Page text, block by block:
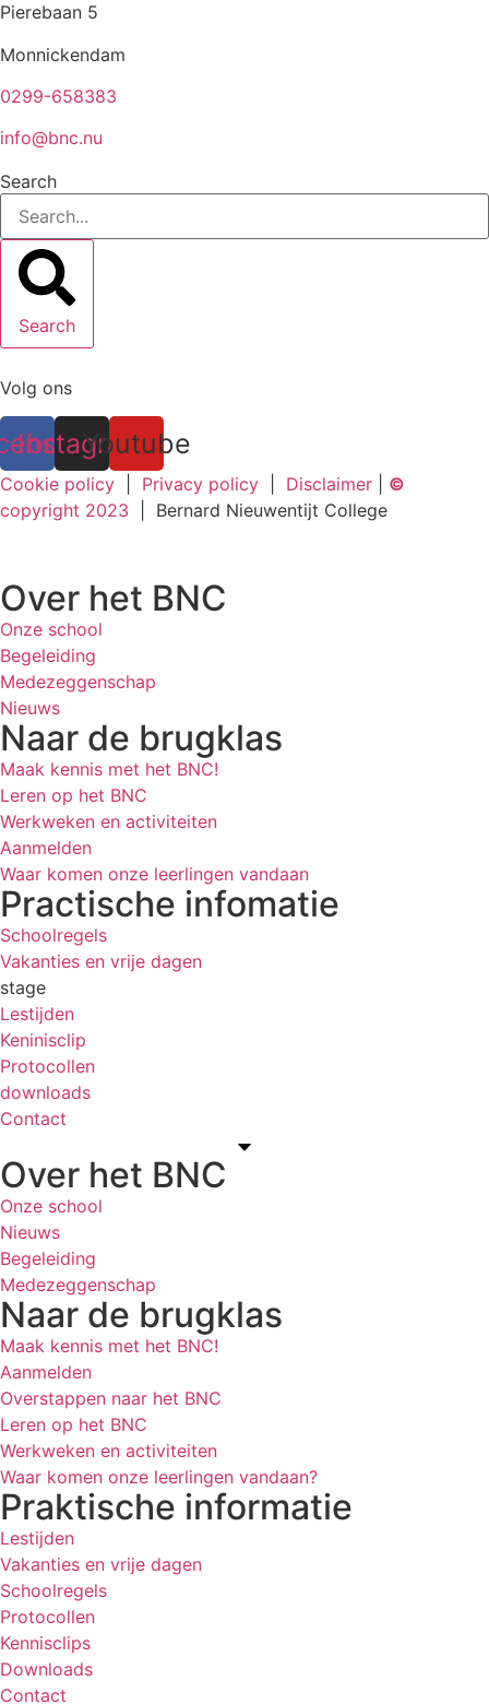
Pierebaan 5
Monnickendam
0299-658383
info@bnc.nu
Search
Search
Volg ons
Instagram
Youtube
Cookie policy Privacy policy Disclaimer
©
copyright 2023
| Bernard Nieuwentijt College
Over het BNC
Onze school
Begeleiding
Medezeggenschap
Nieuws
Naar de brugklas
Maak kennis met het BNC!
Leren op het BNC
Werkweken en activiteiten
Aanmelden
Waar komen onze leerlingen vandaan
Practische infomatie
Schoolregels
Vakanties en vrije dagen
stage
Lestijden
Keninisclip
Protocollen
downloads
Contact
Over het BNC
Onze school
Nieuws
Begeleiding
Medezeggenschap
Naar de brugklas
Maak kennis met het BNC!
Aanmelden
Overstappen naar het BNC
Leren op het BNC
Werkweken en activiteiten
Waar komen onze leerlingen vandaan?
Praktische informatie
Lestijden
Vakanties en vrije dagen
Schoolregels
Protocollen
Kennisclips
Downloads
Contact